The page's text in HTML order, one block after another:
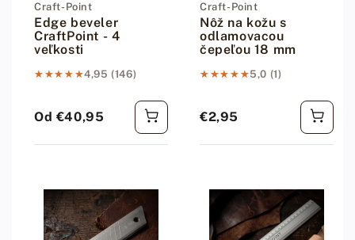
Dodávateľ:
Craft-Point
Edge beveler
CraftPoint - 4
veľkosti
★★★★★
★★★★★4,95 (146)
Bežná cena
Od €40,95
Dodávateľ:
Craft-Point
Nôž na kožu s
odlamovacou
čepeľou 18 mm
★★★★★
★★★★★5,0 (1)
Bežná cena
€2,95